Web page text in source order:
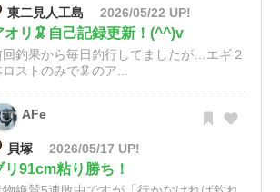
東二見人工島 2026/05/22 UP!
オリ🦑自己記録更新！(^^)v
回釣果から毎日釣行してましたが…エギ２
ストのみで🦑のア...
AFe
貝塚 2026/05/17 UP!
リ91cm粘り勝ち！